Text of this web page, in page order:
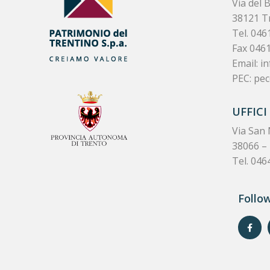
Via del
38121
Tel.
Fax
Email:
PEC:
UFFICI
Via San
38066 –
Tel.